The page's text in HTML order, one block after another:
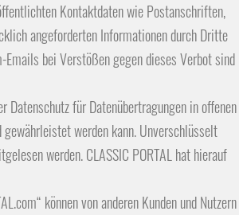
Kontaktdaten wie Postanschriften,
angeforderten Informationen durch Dritte
bei Verstößen gegen dieses Verbot sind
Datenschutz für Datenübertragungen in offenen
werden kann. Unverschlüsselt
werden. CLASSIC PORTAL hat hierauf
können von anderen Kunden und Nutzern